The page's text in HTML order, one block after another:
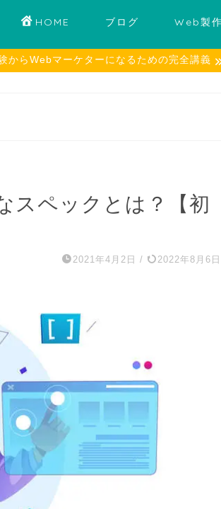
HOME ブログ Web製
からWebマーケターになるための完全講義
スペックとは？【初
2021年4月2日 / 2022年8月6日